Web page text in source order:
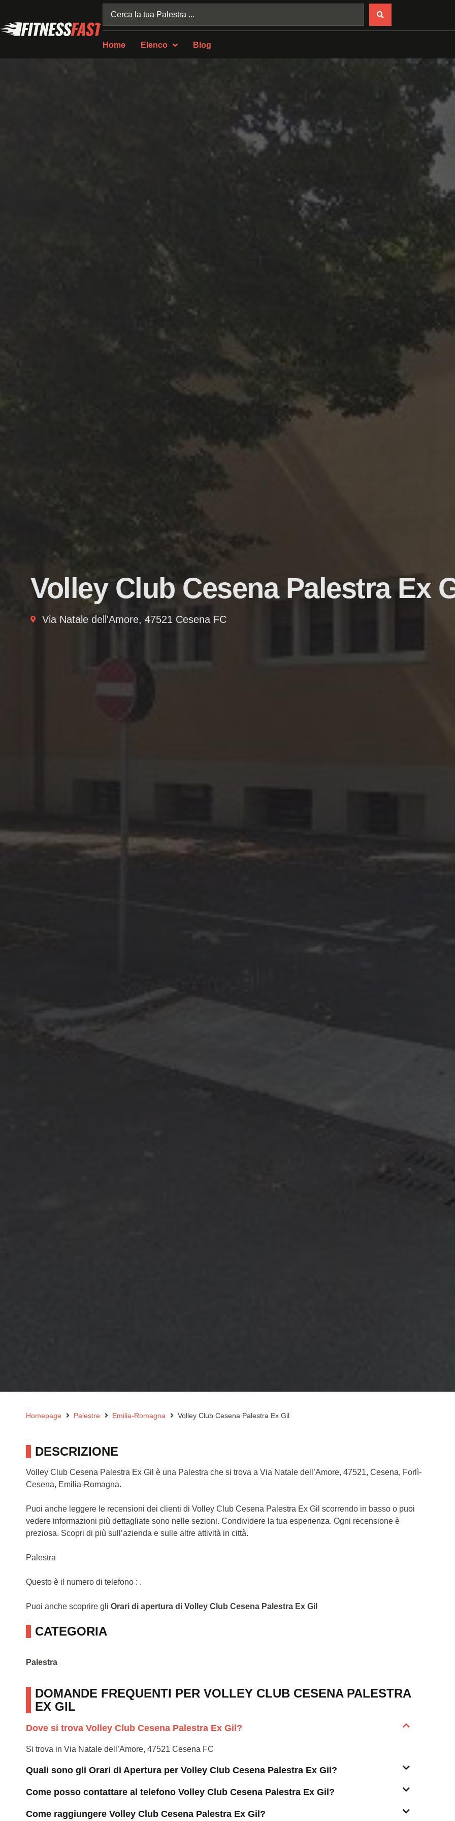
Home Elenco Blog
Volley Club Cesena Palestra Ex
Via Natale dell'Amore, 47521 Cesena FC
Homepage Palestre Emilia-Romagna Volley Club Cesena Palestra Ex Gil
DESCRIZIONE
Volley Club Cesena Palestra Ex Gil è una Palestra che si trova a Via Natale dell’Amore, 47521, Cesena, Forlì-
Cesena, Emilia-Romagna.
Puoi anche leggere le recensioni dei clienti di Volley Club Cesena Palestra Ex Gil scorrendo in basso o puoi
vedere informazioni più dettagliate sono nelle sezioni. Condividere la tua esperienza. Ogni recensione è
preziosa. Scopri di più sull’azienda e sulle altre attività in città.
Palestra
Questo è il numero di telefono : .
Puoi anche scoprire gli Orari di apertura di Volley Club Cesena Palestra Ex Gil
CATEGORIA
Palestra
DOMANDE FREQUENTI PER VOLLEY CLUB CESENA PALESTRA
EX GIL
Dove si trova Volley Club Cesena Palestra Ex Gil?
Si trova in Via Natale dell’Amore, 47521 Cesena FC
Quali sono gli Orari di Apertura per Volley Club Cesena Palestra Ex Gil?
Come posso contattare al telefono Volley Club Cesena Palestra Ex Gil?
Come raggiungere Volley Club Cesena Palestra Ex Gil?